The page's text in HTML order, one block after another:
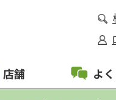
店舗 よ